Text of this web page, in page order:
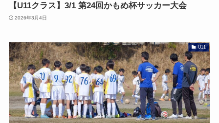
【U11クラス】3/1 第24回かもめ杯サッカー大会
2026年3月4日
U11